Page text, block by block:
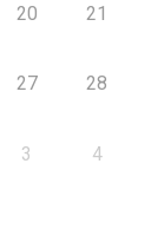
20 21
27 28
3 4